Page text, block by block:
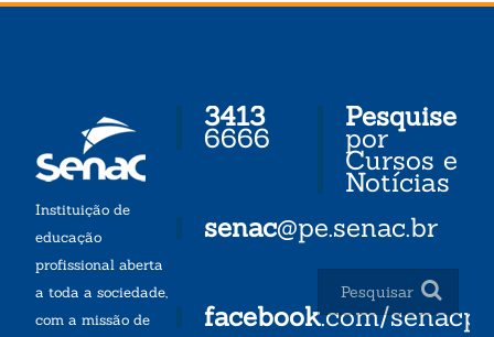
Instituição de
educação
profissional aberta
a toda a sociedade,
com a missão de
3413
6666
senac@pe.senac.br
facebook.com/senacpe
Pesquise
por
Cursos e
Notícias